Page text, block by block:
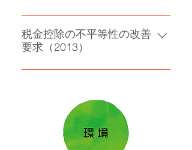
冷暖房費の設定を改善
税金控除の不平等性の改善
要求（2013）
ひとり親世帯の未婚・非婚による